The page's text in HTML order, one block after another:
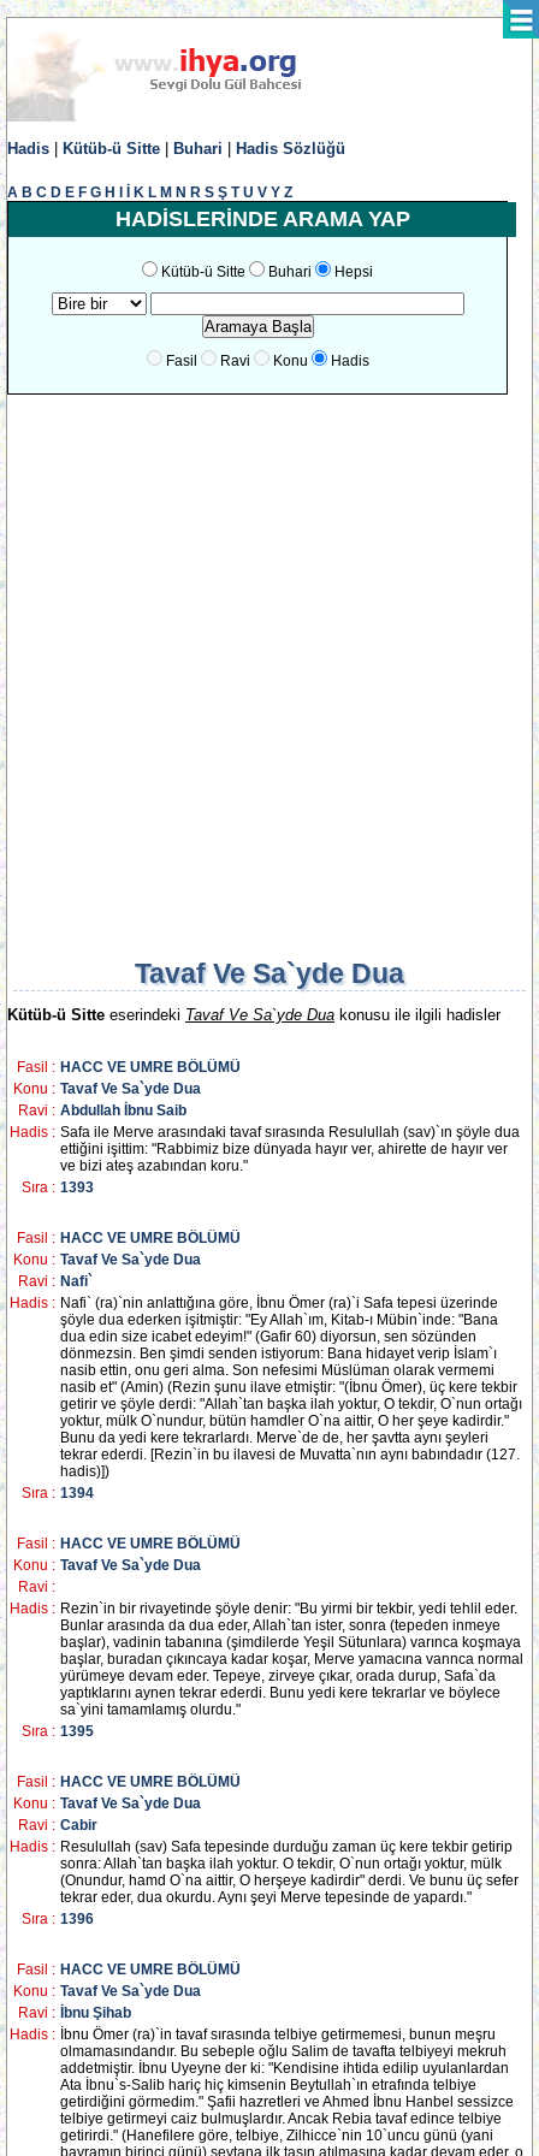
Hadis Kütüb-ü Sitte Buhari Hadis Sözlüğü
A B C D E F G H K L M N R S Ş T U V Y Z
HADİSLERİNDE ARAMA YAP
Kütüb-ü Sitte Buhari Hepsi
Fasil Ravi Konu Hadis
Tavaf Ve Sa`yde Dua
Kütüb-ü Sitte eserindeki Tavaf Ve Sa`yde Dua konusu ile ilgili hadisler
Fasil : HACC VE UMRE BÖLÜMÜ
Konu : Tavaf Ve Sa`yde Dua
Ravi : Abdullah İbnu Saib
Hadis : Safa ile Merve arasındaki tavaf sırasında Resulullah (sav)`ın şöyle dua
ettiğini işittim: "Rabbimiz bize dünyada hayır ver, ahirette de hayır ver
ve bizi ateş azabından koru."
Sıra : 1393
Fasil : HACC VE UMRE BÖLÜMÜ
Konu : Tavaf Ve Sa`yde Dua
Ravi : Nafi`
Hadis : Nafi` (ra)`nin anlattığına göre, İbnu Ömer (ra)`i Safa tepesi üzerinde
şöyle dua ederken işitmiştir: "Ey Allah`ım, Kitab-ı Mübin`inde: "Bana
dua edin size icabet edeyim!" (Gafir 60) diyorsun, sen sözünden
dönmezsin. Ben şimdi senden istiyorum: Bana hidayet verip İslam`ı
nasib ettin, onu geri alma. Son nefesimi Müslüman olarak vermemi
nasib et" (Amin) (Rezin şunu ilave etmiştir: "(İbnu Ömer), üç kere tekbir
getirir ve şöyle derdi: "Allah`tan başka ilah yoktur, O tekdir, O`nun ortağı
yoktur, mülk O`nundur, bütün hamdler O`na aittir, O her şeye kadirdir."
Bunu da yedi kere tekrarlardı. Merve`de de, her şavtta aynı şeyleri
tekrar ederdi. [Rezin`in bu ilavesi de Muvatta`nın aynı babındadır (127.
hadis)])
Sıra : 1394
Fasil : HACC VE UMRE BÖLÜMÜ
Konu : Tavaf Ve Sa`yde Dua
Ravi :
Hadis : Rezin`in bir rivayetinde şöyle denir: "Bu yirmi bir tekbir, yedi tehlil eder.
Bunlar arasında da dua eder, Allah`tan ister, sonra (tepeden inmeye
başlar), vadinin tabanına (şimdilerde Yeşil Sütunlara) varınca koşmaya
başlar, buradan çıkıncaya kadar koşar, Merve yamacına vannca normal
yürümeye devam eder. Tepeye, zirveye çıkar, orada durup, Safa`da
yaptıklarını aynen tekrar ederdi. Bunu yedi kere tekrarlar ve böylece
sa`yini tamamlamış olurdu."
Sıra : 1395
Fasil : HACC VE UMRE BÖLÜMÜ
Konu : Tavaf Ve Sa`yde Dua
Ravi : Cabir
Hadis : Resulullah (sav) Safa tepesinde durduğu zaman üç kere tekbir getirip
sonra: Allah`tan başka ilah yoktur. O tekdir, O`nun ortağı yoktur, mülk
(Onundur, hamd O`na aittir, O herşeye kadirdir" derdi. Ve bunu üç sefer
tekrar eder, dua okurdu. Aynı şeyi Merve tepesinde de yapardı."
Sıra : 1396
Fasil : HACC VE UMRE BÖLÜMÜ
Konu : Tavaf Ve Sa`yde Dua
Ravi :
İbnu Şihab
Hadis : İbnu Ömer (ra)`in tavaf sırasında telbiye getirmemesi, bunun meşru
olmamasındandır. Bu sebeple oğlu Salim de tavafta telbiyeyi mekruh
addetmiştir. İbnu Uyeyne der ki: "Kendisine ihtida edilip uyulanlardan
Ata İbnu`s-Salib hariç hiç kimsenin Beytullah`ın etrafında telbiye
getirdiğini görmedim." Şafii hazretleri ve Ahmed İbnu Hanbel sessizce
telbiye getirmeyi caiz bulmuşlardır. Ancak Rebia tavaf edince telbiye
getirirdi." (Hanefilere göre, telbiye, Zilhicce`nin 10`uncu günü (yani
bayramın birinci günü) şeytana ilk taşın atılmasına kadar devam eder, o